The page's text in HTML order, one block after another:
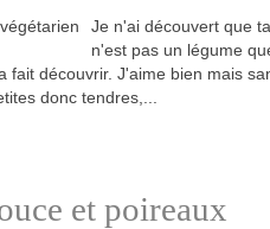
Je n'ai découvert que
n'est pas un légume
fait découvrir. J'aime bien mais
donc tendres,...
et poireaux